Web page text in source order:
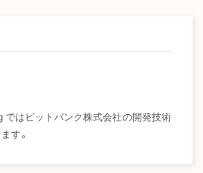
はビットバンク株式会社の開発技術
す。